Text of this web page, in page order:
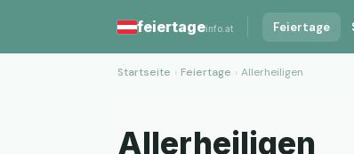
feiertageinfo.at Feiertage
Startseite › Feiertage › Allerheiligen
Allerheiligen